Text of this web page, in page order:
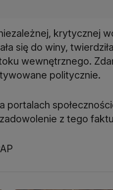
krytycznej
się do winy,
wewnętrznego.
politycznie.
portalach
z tego